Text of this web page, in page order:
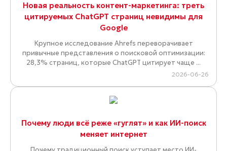
Новая реальность контент-маркетинга: треть
цитируемых ChatGPT страниц невидимы для
Google
Крупное исследование Ahrefs переворачивает
привычные представления о поисковой оптимизации:
28,3% страниц, которые ChatGPT цитирует чаще ...
2026-06-26
Почему люди всё реже «гуглят» и как ИИ-поиск
меняет интернет